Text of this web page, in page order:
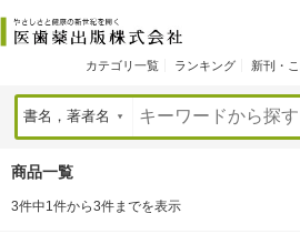
カテゴリ一覧 ランキング 新刊・
商品一覧
3件中1件から3件までを表示